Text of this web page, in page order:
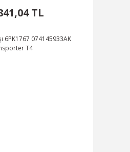
TL